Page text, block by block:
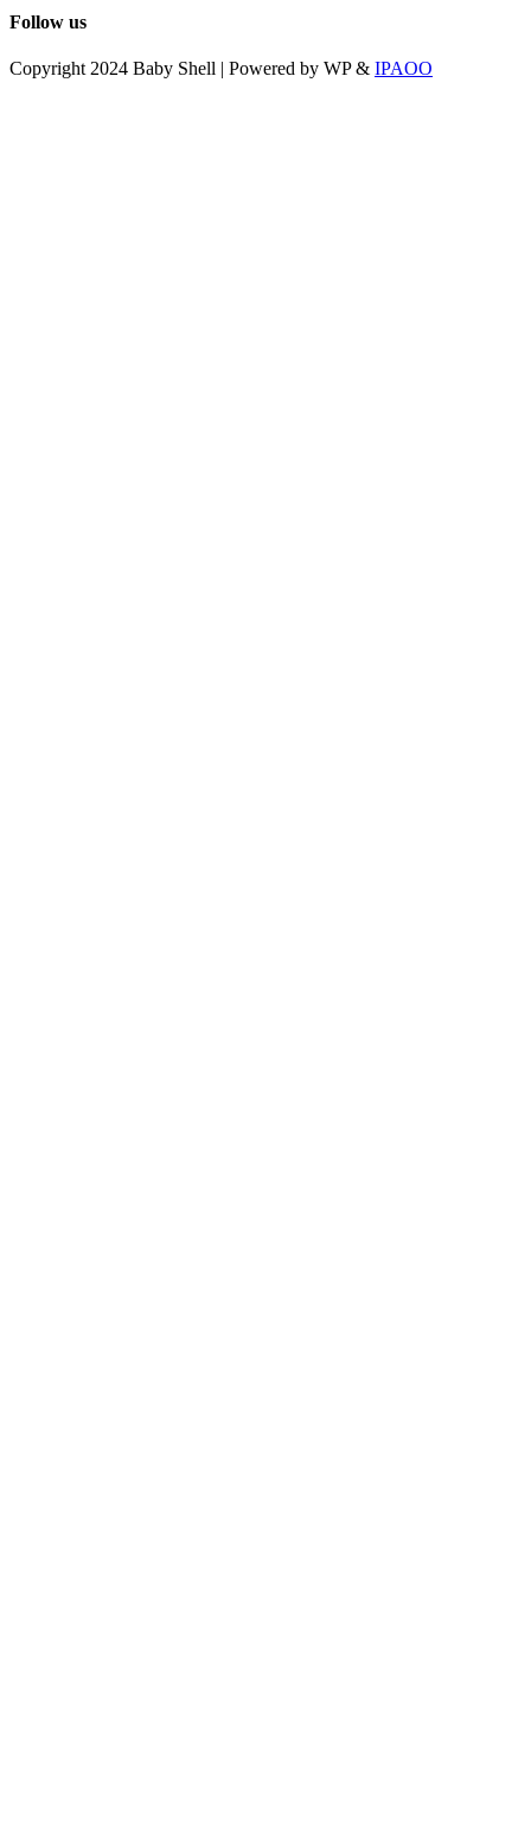
Follow us
Copyright 2024 Baby Shell | Powered by WP & IPAOO